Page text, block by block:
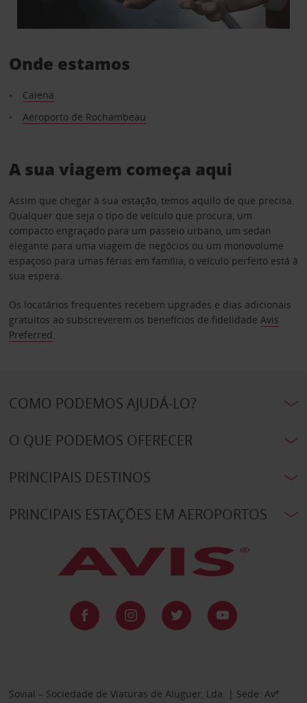
Onde estamos
Caiena
Aeroporto de Rochambeau
A sua viagem começa aqui
Assim que chegar à sua estação, temos aquilo de que precisa.
Qualquer que seja o tipo de veículo que procura, um
compacto engraçado para um passeio urbano, um sedan
elegante para uma viagem de negócios ou um monovolume
espaçoso para umas férias em família, o veículo perfeito está à
sua espera.
Os locatários frequentes recebem upgrades e dias adicionais
gratuitos ao subscreverem os benefícios de fidelidade Avis
Preferred.
COMO PODEMOS AJUDÁ-LO?
O QUE PODEMOS OFERECER
PRINCIPAIS DESTINOS
PRINCIPAIS ESTAÇÕES EM AEROPORTOS
Sovial – Sociedade de Viaturas de Aluguer, Lda. | Sede: Avª